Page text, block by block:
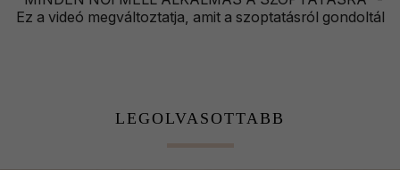
Ez a videó megváltoztatja, amit a szoptatásról gondoltál
LEGOLVASOTTABB